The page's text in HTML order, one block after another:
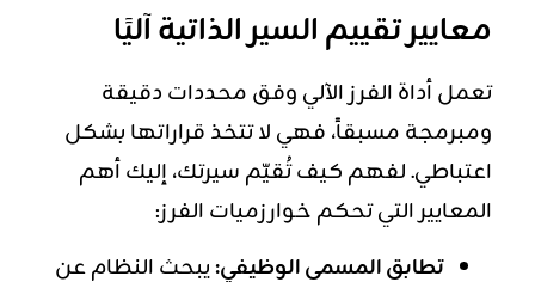
معايير تقييم السير الذاتية آليًا
تعمل أداة الفرز الآلي وفق محددات دقيقة
ومبرمجة مسبقاً، فهي لا تتخذ قراراتها بشكل
اعتباطي. لفهم كيف تُقيّم سيرتك، إليك أهم
المعايير التي تحكم خوارزميات الفرز:
تطابق المسمى الوظيفي:يبحث النظام عن